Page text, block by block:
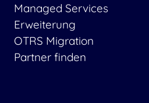
Managed Services
Erweiterung
OTRS Migration
Partner finden